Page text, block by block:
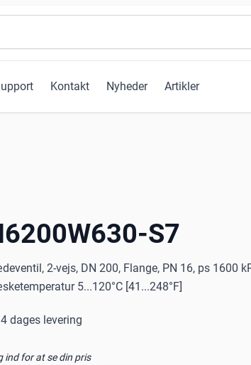
Kontakt Nyheder Artikler
S7
2-vejs, DN 200, Flange, PN 16, ps 1600
5...120°C [41...248°F]
dages levering
ind for at se din pris